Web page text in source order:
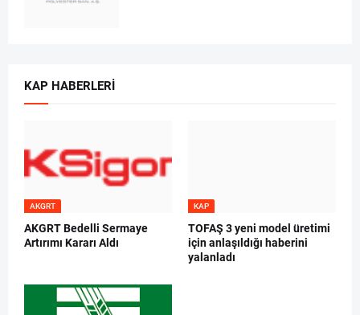
KAP HABERLERI
AKGRT
AKGRT Bedelli Sermaye
Artırımı Kararı Aldı
KAP
TOFAŞ 3 yeni model üretimi
için anlaşıldığı haberini
yalanladı